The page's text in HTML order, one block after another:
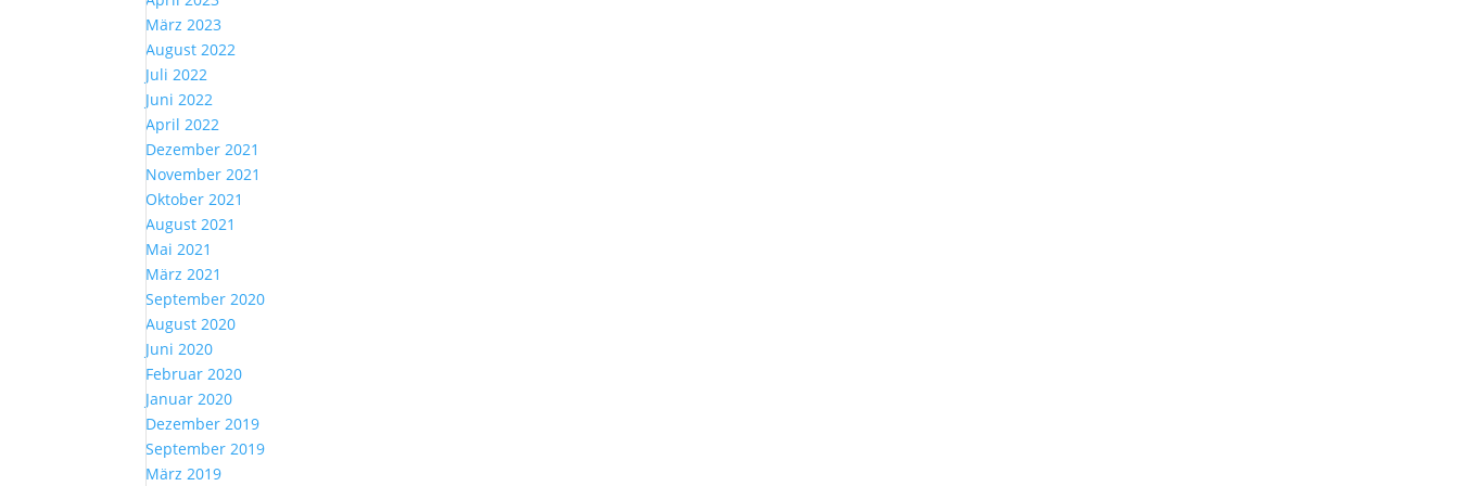
März 2023
August 2022
Juli 2022
Juni 2022
April 2022
Dezember 2021
November 2021
Oktober 2021
August 2021
Mai 2021
März 2021
September 2020
August 2020
Juni 2020
Februar 2020
Januar 2020
Dezember 2019
September 2019
März 2019